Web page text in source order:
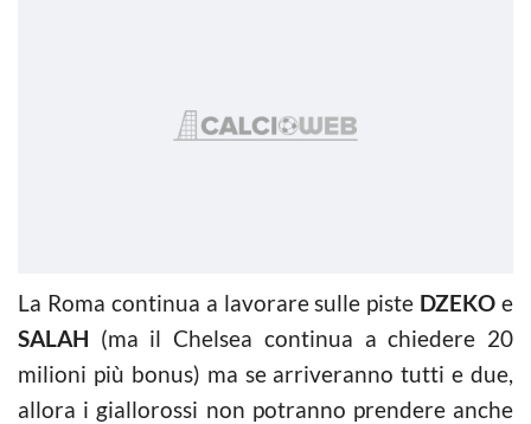
La Roma continua a lavorare sulle piste DZEKO e
SALAH (ma il Chelsea continua a chiedere 20
milioni più bonus) ma se arriveranno tutti e due,
allora i giallorossi non potranno prendere anche